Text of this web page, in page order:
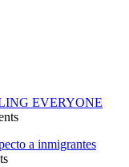
EVERYONE
a inmigrantes